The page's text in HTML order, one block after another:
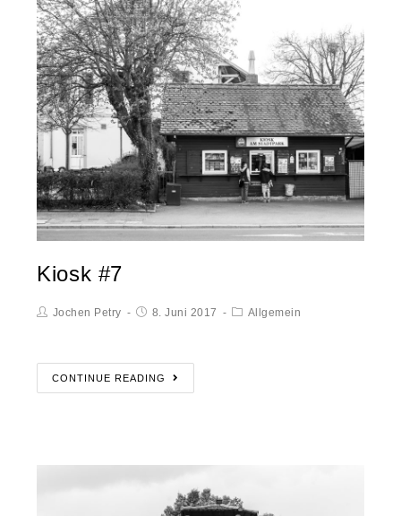
Kiosk #7
Jochen Petry 8. Juni 2017 Allgemein
CONTINUE READING